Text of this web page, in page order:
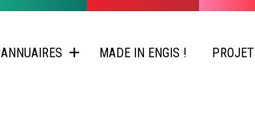
ANNUAIRES MADE IN ENGIS !